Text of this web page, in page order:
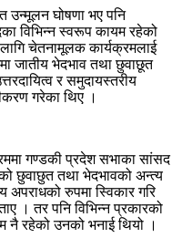
उन्मूलन घोषणा भए पनि
विभिन्न स्वरूप कायम रहेको
चेतनामूलक कार्यक्रमलाई
जातीय भेदभाव तथा छुवाछूत
र समुदायस्तरीय
गरेका थिए ।
गण्डकी प्रदेश सभाका सांसद
छुवाछुत तथा भेदभावको अन्त्य
अपराधको रुपमा स्विकार गरि
। तर पनि विभिन्न प्रकारको
नै रहेको उनको भनाई थियो ।